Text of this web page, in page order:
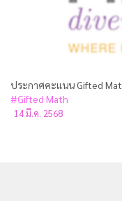
ประกาศคะแนน Gifted
#Gifted Math
14 มี.ค. 2568